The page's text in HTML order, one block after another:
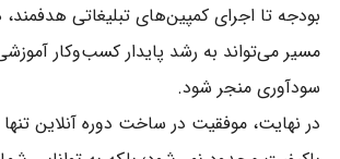
بودجه تا اجرای کمپین‌های تبلیغاتی
مسیر می‌تواند به رشد پایدار کسب‌وکار
سودآوری منجر شود.
در نهایت، موفقیت در ساخت دوره آنلاین